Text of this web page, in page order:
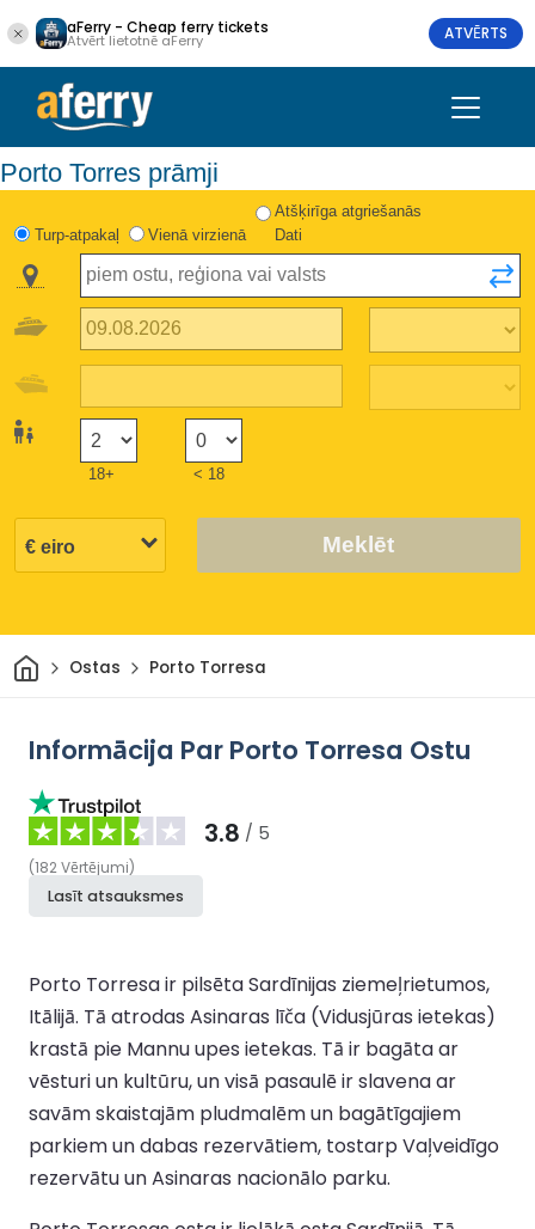
aFerry - Cheap ferry tickets
Atvērt lietotnē aFerry ATVĒRTS
Porto Torres prāmji
Turp-atpakaļ Vienā virzienā
Atšķirīga atgriešanās
Dati
18+ < 18
Meklēt
Sākums
Ostas Porto Torresa
Informācija Par Porto Torresa Ostu
3.8 / 5
(182Vērtējumi)
Lasīt atsauksmes
Porto Torresa ir pilsēta Sardīnijas ziemeļrietumos,
Itālijā. Tā atrodas Asinaras līča (Vidusjūras ietekas)
krastā pie Mannu upes ietekas. Tā ir bagāta ar
vēsturi un kultūru, un visā pasaulē ir slavena ar
savām skaistajām pludmalēm un bagātīgajiem
parkiem un dabas rezervātiem, tostarp Vaļveidīgo
rezervātu un Asinaras nacionālo parku.